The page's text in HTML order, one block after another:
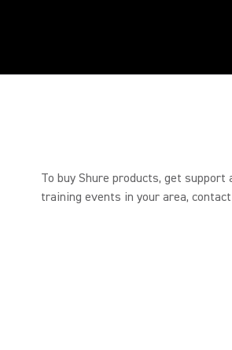
To buy Shure products, get
training events in your area,